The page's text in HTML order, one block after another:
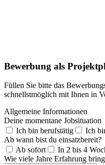
Bewerbung als
Füllen Sie bitte das
schnellstmöglich mit Ihnen in
Allgemeine Informationen
Deine momentane Jobsituation
Ich bin berufstätig
Ich
Ab wann bist du einsatzbereit?
Ab sofort
In 2 bis 4
Wie viele Jahre Erfahrung